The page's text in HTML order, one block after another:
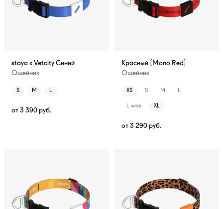
staya x Vetcity Синий
Ошейник
S M L
от 3 390 руб.
Красный [Mono Red]
Ошейник
XS S M L
L wide XL
от 3 290 руб.